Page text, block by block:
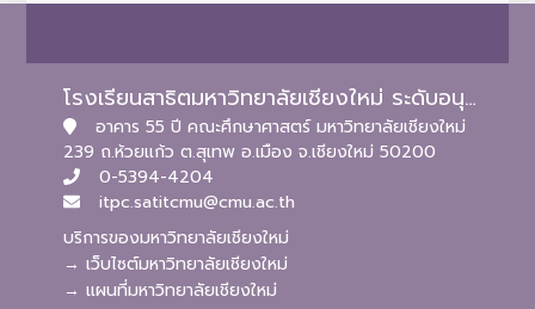
โรงเรียนสาธิตมหาวิทยาลัยเชียงใหม่ ระดับอนุบาลและประถมศึกษา
อาคาร 55 ปี คณะศึกษาศาสตร์ มหาวิทยาลัยเชียงใหม่
239 ถ.ห้วยแก้ว ต.สุเทพ อ.เมือง จ.เชียงใหม่ 50200
0-5394-4204
itpc.satitcmu@cmu.ac.th
บริการของมหาวิทยาลัยเชียงใหม่
→ เว็บไซต์มหาวิทยาลัยเชียงใหม่
→ แผนที่มหาวิทยาลัยเชียงใหม่